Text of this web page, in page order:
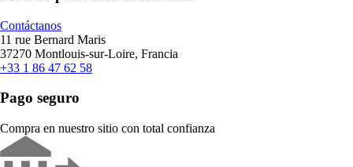
Contáctanos
11 rue Bernard Maris
37270 Montlouis-sur-Loire, Francia
+33 1 86 47 62 58
Pago seguro
Compra en nuestro sitio con total confianza